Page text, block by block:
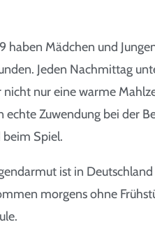
haben Mädchen und
Jeden Nachmittag
nicht nur eine warme
echte Zuwendung bei der
beim Spiel.
ist in
morgens ohne